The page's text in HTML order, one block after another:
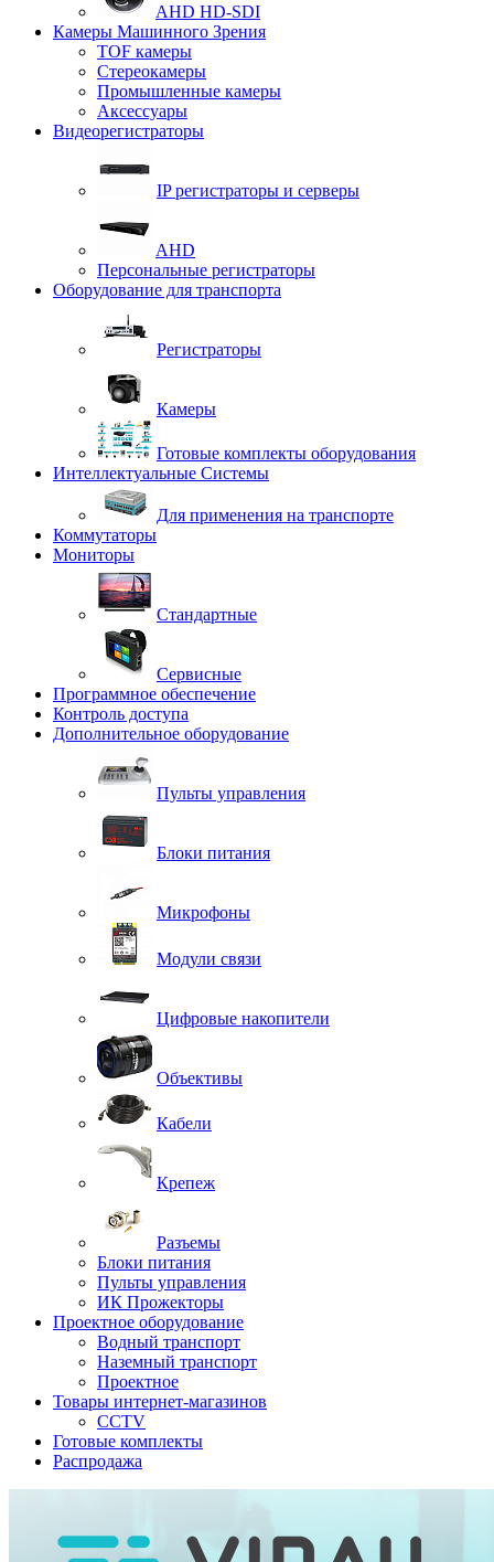
AHD HD-SDI
Камеры Машинного Зрения
TOF камеры
Стереокамеры
Промышленные камеры
Аксессуары
Видеорегистраторы
IP регистраторы и серверы
AHD
Персональные регистраторы
Оборудование для транспорта
Регистраторы
Камеры
Готовые комплекты оборудования
Интеллектуальные Системы
Для применения на транспорте
Коммутаторы
Мониторы
Стандартные
Сервисные
Программное обеспечение
Контроль доступа
Дополнительное оборудование
Пульты управления
Блоки питания
Микрофоны
Модули связи
Цифровые накопители
Объективы
Кабели
Крепеж
Разъемы
Блоки питания
Пульты управления
ИК Прожекторы
Проектное оборудование
Водный транспорт
Наземный транспорт
Проектное
Товары интернет-магазинов
CCTV
Готовые комплекты
Распродажа